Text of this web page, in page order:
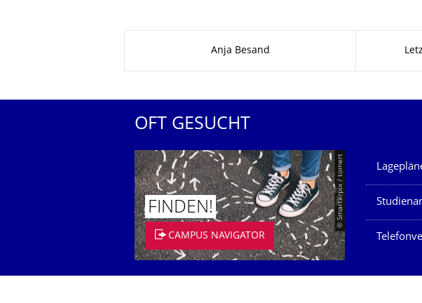
Anja Besand
OFT GESUCHT
© Smarterpix / tomert
FINDEN!
CAMPUS NAVIGATOR